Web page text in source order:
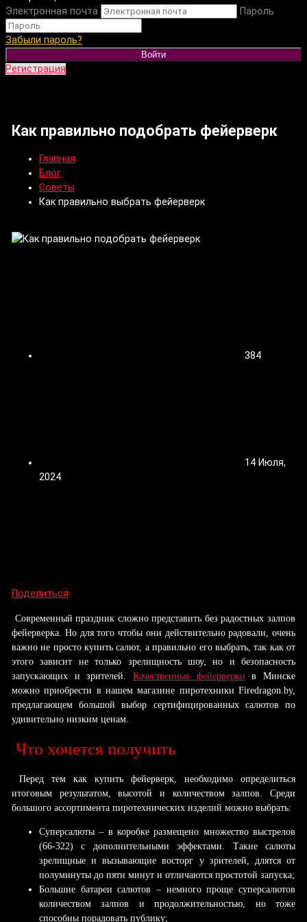
Электронная почта
Пароль
Забыли пароль?
Войти
Регистрация
Как правильно подобрать фейерверк
Главная
Блог
Советы
Как правильно выбрать фейерверк
384
14 Июля,
2024
Поделиться
Современный праздник сложно представить без радостных залпов
фейерверка. Но для того чтобы они действительно радовали, очень
важно не просто купить салют, а правильно его выбрать, так как от
этого зависит не только зрелищность шоу, но и безопасность
запускающих и зрителей. Качественные фейерверки в Минске
можно приобрести в нашем магазине пиротехники Firedragon.by,
предлагающем большой выбор сертифицированных салютов по
удивительно низким ценам.
Что хочется получить
Перед тем как купить фейерверк, необходимо определиться
итоговым результатом, высотой и количеством залпов. Среди
большого ассортимента пиротехнических изделий можно выбрать:
Суперсалюты – в коробке размещено множество выстрелов
(66-322) с дополнительными эффектами. Такие салюты
зрелищные и вызывающие восторг у зрителей, длятся от
полуминуты до пяти минут и отличаются простотой запуска;
Большие батареи салютов – немного проще суперсалютов
количеством залпов и продолжительностью, но тоже
способны порадовать публику;